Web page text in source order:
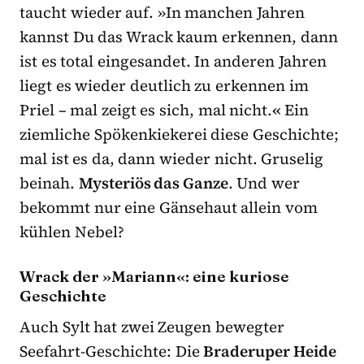
taucht wieder auf. »In manchen Jahren
kannst Du das Wrack kaum erkennen, dann
ist es total eingesandet. In anderen Jahren
liegt es wieder deutlich zu erkennen im
Priel – mal zeigt es sich, mal nicht.«Ein
ziemliche Spökenkiekerei diese Geschichte;
mal ist es da, dann wieder nicht. Gruselig
beinah. Mysteriös das Ganze. Und wer
bekommt nur eine Gänsehaut allein vom
kühlen Nebel?
Wrack der »Mariann«: eine kuriose
Geschichte
Auch Sylt hat zwei Zeugen bewegter
Seefahrt-Geschichte: DieBraderuper Heide